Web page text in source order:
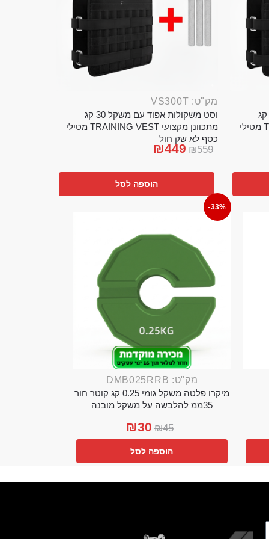
וסט משקולות אפוד עם משקל 20 קג
מתכוונן מקצועי TRAINING VEST מטילי
מק"ט: VS300T
וסט משקולות אפוד עם משקל 30 קג
מתכוונן מקצועי TRAINING VEST מטילי
כסף לא שק חול
₪559
₪449
הוספה לסל
-33%
מק"ט: DMB025RRB
מיקרו פלטה משקל גומי 0.25 קג קוטר חור
35ממ להלבשה על משקל מובנה
₪45
₪30
הוספה לסל